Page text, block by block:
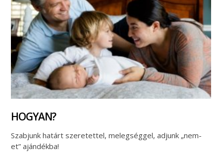
HOGYAN?
Szabjunk határt szeretettel, melegséggel, adjunk „nem-
et” ajándékba!